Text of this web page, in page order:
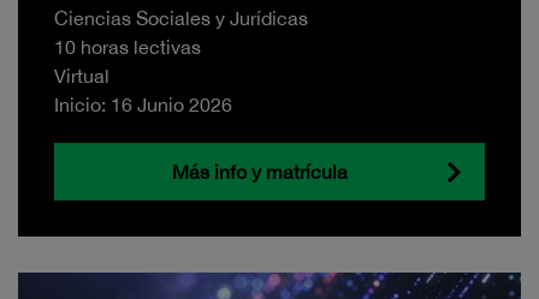
Ciencias Sociales y Jurídicas
10 horas lectivas
Virtual
Inicio: 16 Junio 2026
Más info y matrícula